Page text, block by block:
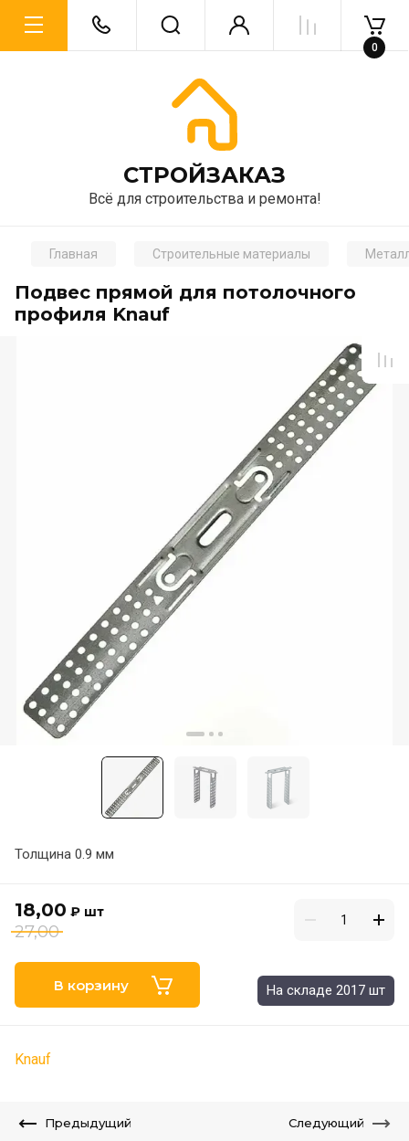
CТРОЙЗАКАЗ
Всё для строительства и ремонта!
0
Главная Строительные материалы
Подвес прямой для потолочного
профиля Knauf
Толщина 0.9 мм
18,00 ₽ шт
27,00
В корзину На складе 2017 шт
Knauf
Предыдущий Следующий